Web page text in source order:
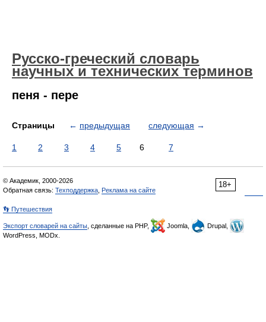
Русско-греческий словарь
научных и технических терминов
пеня - пере
Страницы ← предыдущая следующая →
1 2 3 4 5 6 7
18+
© Академик, 2000-2026
Обратная связь: Техподдержка Реклама на сайте
👣 Путешествия
Экспорт словарей на сайты , сделанные на PHP, Joomla,
Drupal,
WordPress, MODx.